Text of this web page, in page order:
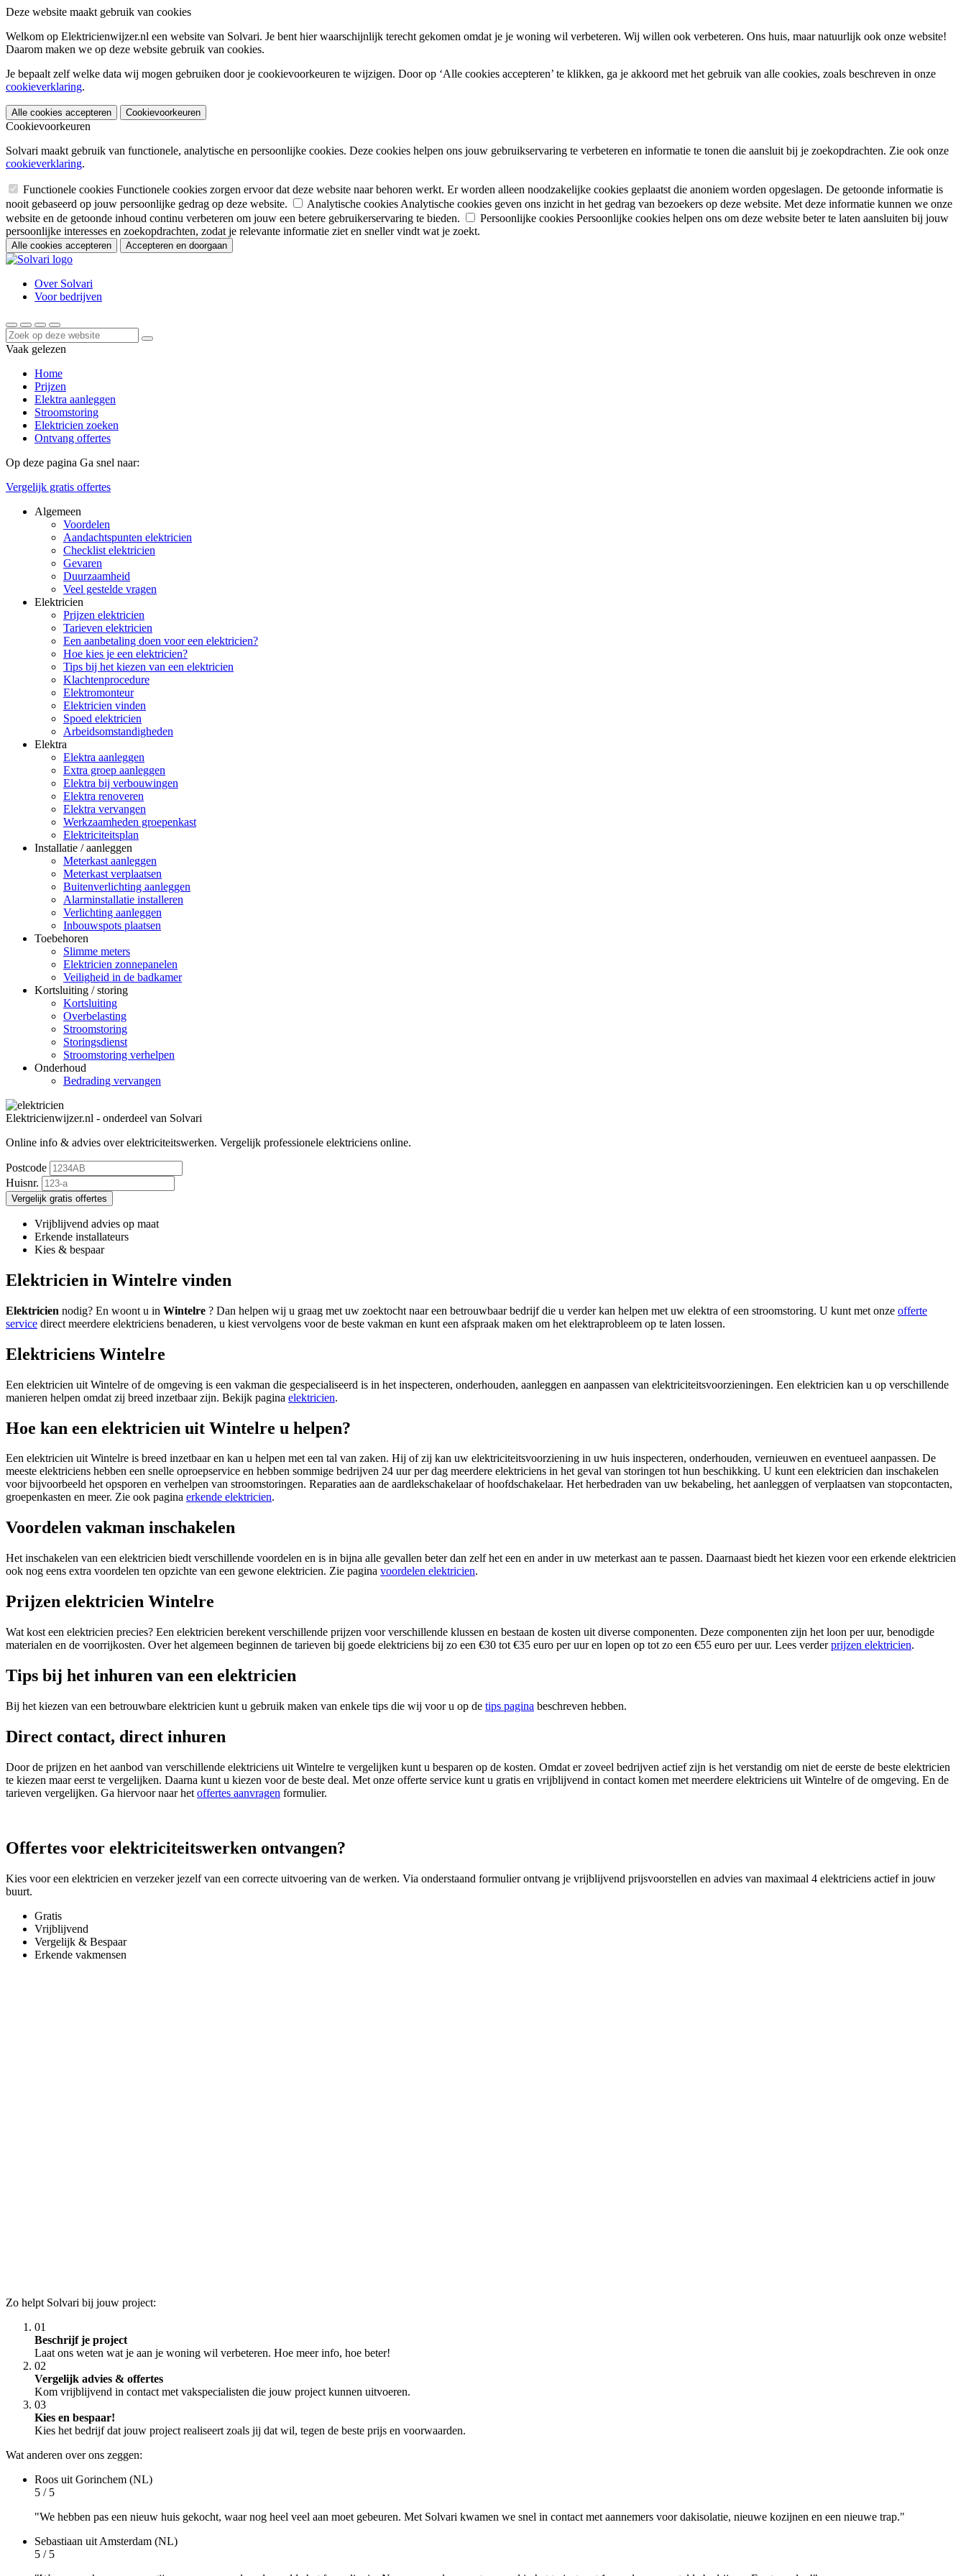
Deze website maakt gebruik van cookies
Welkom op Elektricienwijzer.nl een website van Solvari. Je bent hier waarschijnlijk terecht gekomen omdat je je woning wil verbeteren. Wij willen ook verbeteren. Ons huis, maar natuurlijk ook onze website!
Daarom maken we op deze website gebruik van cookies.
Je bepaalt zelf welke data wij mogen gebruiken door je cookievoorkeuren te wijzigen. Door op ‘Alle cookies accepteren’ te klikken, ga je akkoord met het gebruik van alle cookies, zoals beschreven in onze
cookieverklaring.
Alle cookies accepteren Cookievoorkeuren
Cookievoorkeuren
Solvari maakt gebruik van functionele, analytische en persoonlijke cookies. Deze cookies helpen ons jouw gebruikservaring te verbeteren en informatie te tonen die aansluit bij je zoekopdrachten. Zie ook onze
cookieverklaring.
Functionele cookies Functionele cookies zorgen ervoor dat deze website naar behoren werkt. Er worden alleen noodzakelijke cookies geplaatst die anoniem worden opgeslagen. De getoonde informatie is
nooit gebaseerd op jouw persoonlijke gedrag op deze website.
Analytische cookies Analytische cookies geven ons inzicht in het gedrag van bezoekers op deze website. Met deze informatie kunnen we onze
website en de getoonde inhoud continu verbeteren om jouw een betere gebruikerservaring te bieden.
Persoonlijke cookies Persoonlijke cookies helpen ons om deze website beter te laten aansluiten bij jouw
persoonlijke interesses en zoekopdrachten, zodat je relevante informatie ziet en sneller vindt wat je zoekt.
Alle cookies accepteren Accepteren en doorgaan
Over Solvari
Voor bedrijven
Vaak gelezen
Home
Prijzen
Elektra aanleggen
Stroomstoring
Elektricien zoeken
Ontvang offertes
Op deze pagina Ga snel naar:
Vergelijk gratis offertes
Algemeen
Voordelen
Aandachtspunten elektricien
Checklist elektricien
Gevaren
Duurzaamheid
Veel gestelde vragen
Elektricien
Prijzen elektricien
Tarieven elektricien
Een aanbetaling doen voor een elektricien?
Hoe kies je een elektricien?
Tips bij het kiezen van een elektricien
Klachtenprocedure
Elektromonteur
Elektricien vinden
Spoed elektricien
Arbeidsomstandigheden
Elektra
Elektra aanleggen
Extra groep aanleggen
Elektra bij verbouwingen
Elektra renoveren
Elektra vervangen
Werkzaamheden groepenkast
Elektriciteitsplan
Installatie / aanleggen
Meterkast aanleggen
Meterkast verplaatsen
Buitenverlichting aanleggen
Alarminstallatie installeren
Verlichting aanleggen
Inbouwspots plaatsen
Toebehoren
Slimme meters
Elektricien zonnepanelen
Veiligheid in de badkamer
Kortsluiting / storing
Kortsluiting
Overbelasting
Stroomstoring
Storingsdienst
Stroomstoring verhelpen
Onderhoud
Bedrading vervangen
Elektricienwijzer.nl - onderdeel van Solvari
Online info & advies over elektriciteitswerken. Vergelijk professionele elektriciens online.
Postcode
Huisnr.
Vergelijk gratis offertes
Vrijblijvend advies op maat
Erkende installateurs
Kies & bespaar
Elektricien in Wintelre vinden
Elektricien nodig? En woont u in Wintelre ? Dan helpen wij u graag met uw zoektocht naar een betrouwbaar bedrijf die u verder kan helpen met uw elektra of een stroomstoring. U kunt met onze offerte
service direct meerdere elektriciens benaderen, u kiest vervolgens voor de beste vakman en kunt een afspraak maken om het elektraprobleem op te laten lossen.
Elektriciens Wintelre
Een elektricien uit Wintelre of de omgeving is een vakman die gespecialiseerd is in het inspecteren, onderhouden, aanleggen en aanpassen van elektriciteitsvoorzieningen. Een elektricien kan u op verschillende
manieren helpen omdat zij breed inzetbaar zijn. Bekijk pagina elektricien.
Hoe kan een elektricien uit Wintelre u helpen?
Een elektricien uit Wintelre is breed inzetbaar en kan u helpen met een tal van zaken. Hij of zij kan uw elektriciteitsvoorziening in uw huis inspecteren, onderhouden, vernieuwen en eventueel aanpassen. De
meeste elektriciens hebben een snelle oproepservice en hebben sommige bedrijven 24 uur per dag meerdere elektriciens in het geval van storingen tot hun beschikking. U kunt een elektricien dan inschakelen
voor bijvoorbeeld het opsporen en verhelpen van stroomstoringen. Reparaties aan de aardlekschakelaar of hoofdschakelaar. Het herbedraden van uw bekabeling, het aanleggen of verplaatsen van stopcontacten,
groepenkasten en meer. Zie ook pagina erkende elektricien.
Voordelen vakman inschakelen
Het inschakelen van een elektricien biedt verschillende voordelen en is in bijna alle gevallen beter dan zelf het een en ander in uw meterkast aan te passen. Daarnaast biedt het kiezen voor een erkende elektricien
ook nog eens extra voordelen ten opzichte van een gewone elektricien. Zie pagina voordelen elektricien.
Prijzen elektricien Wintelre
Wat kost een elektricien precies? Een elektricien berekent verschillende prijzen voor verschillende klussen en bestaan de kosten uit diverse componenten. Deze componenten zijn het loon per uur, benodigde
materialen en de voorrijkosten. Over het algemeen beginnen de tarieven bij goede elektriciens bij zo een €30 tot €35 euro per uur en lopen op tot zo een €55 euro per uur. Lees verderprijzen elektricien.
Tips bij het inhuren van een elektricien
Bij het kiezen van een betrouwbare elektricien kunt u gebruik maken van enkele tips die wij voor u op de tips pagina beschreven hebben.
Direct contact, direct inhuren
Door de prijzen en het aanbod van verschillende elektriciens uit Wintelre te vergelijken kunt u besparen op de kosten. Omdat er zoveel bedrijven actief zijn is het verstandig om niet de eerste de beste elektricien
te kiezen maar eerst te vergelijken. Daarna kunt u kiezen voor de beste deal. Met onze offerte service kunt u gratis en vrijblijvend in contact komen met meerdere elektriciens uit Wintelre of de omgeving. En de
tarieven vergelijken. Ga hiervoor naar het offertes aanvragen formulier.
Offertes voor elektriciteitswerken ontvangen?
Kies voor een elektricien en verzeker jezelf van een correcte uitvoering van de werken. Via onderstaand formulier ontvang je vrijblijvend prijsvoorstellen en advies van maximaal 4 elektriciens actief in jouw
buurt.
Gratis
Vrijblijvend
Vergelijk & Bespaar
Erkende vakmensen
Zo helpt Solvari bij jouw project:
01
Beschrijf je project
Laat ons weten wat je aan je woning wil verbeteren. Hoe meer info, hoe beter!
02
Vergelijk advies & offertes
Kom vrijblijvend in contact met vakspecialisten die jouw project kunnen uitvoeren.
03
Kies en bespaar!
Kies het bedrijf dat jouw project realiseert zoals jij dat wil, tegen de beste prijs en voorwaarden.
Wat anderen over ons zeggen:
Roos uit Gorinchem (NL)
5 / 5
"We hebben pas een nieuw huis gekocht, waar nog heel veel aan moet gebeuren. Met Solvari kwamen we snel in contact met aannemers voor dakisolatie, nieuwe kozijnen en een nieuwe trap."
Sebastiaan uit Amsterdam (NL)
5 / 5